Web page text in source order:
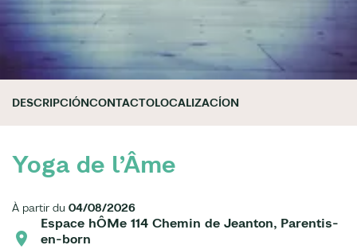
DESCRIPCIÓNCONTACTOLOCALIZACÍON
Yoga de l’Âme
À partir du 04/08/2026
Espace hÔMe 114 Chemin de Jeanton, Parentis-
en-born